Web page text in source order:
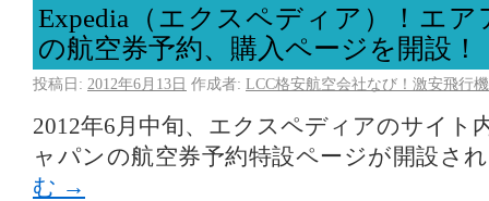
Expedia（エクスペディア）！エ
の航空券予約、購入ページを開設！
投稿日: 2012年6月13日 作成者: LCC格安航空会社なび！激安飛行
2012年6月中旬、エクスペディアのサイト
ャパンの航空券予約特設ページが開設さ
む →